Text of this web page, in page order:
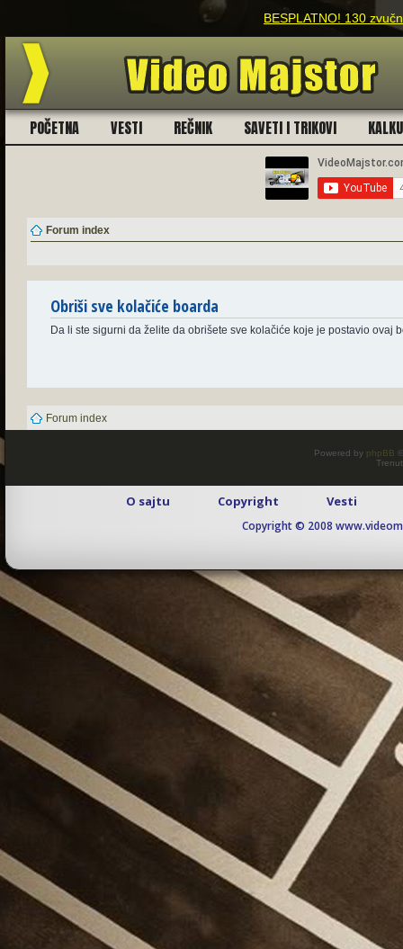
BESPLATNO! 130
POČETNA VESTI REČNIK SAVETI I TRIKOVI
Forum index
Obriši sve kolačiće boarda
Da li ste sigurni da želite da obrišete sve kolačiće koje je postavio ovaj
Forum index
Powered by phpBB
O sajtu Copyright Vesti
Copyright © 2008